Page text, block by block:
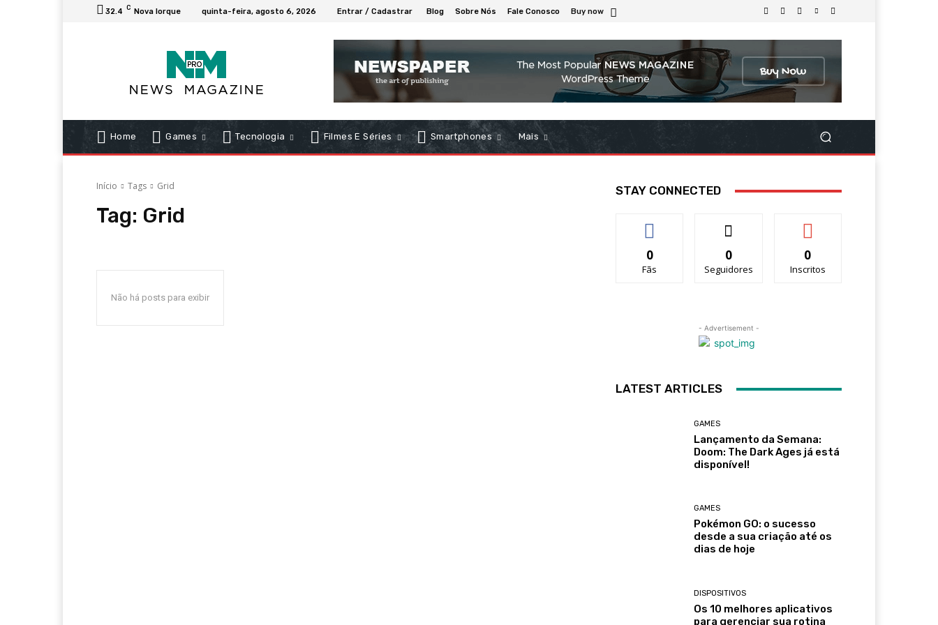
32.4 C Nova Iorque quinta-feira, agosto 6, 2026 Entrar / Cadastrar Blog Sobre Nós Fale Conosco Buy now
Home Games Tecnologia Filmes E Séries Smartphones Mais
Início Tags Grid
Tag: Grid
Não há posts para exibir
STAY CONNECTED
0
Fãs
0
Seguidores
0
Inscritos
- Advertisement -
LATEST ARTICLES
GAMES
Lançamento da Semana:
Doom: The Dark Ages já está
disponível!
GAMES
Pokémon GO: o sucesso
desde a sua criação até os
dias de hoje
DISPOSITIVOS
Os 10 melhores aplicativos
para gerenciar sua rotina